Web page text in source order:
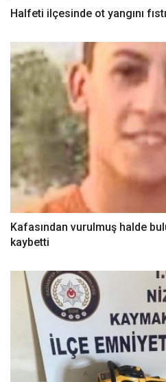
Halfeti ilçesinde ot yangını
Kafasından vurulmuş halde
kaybetti